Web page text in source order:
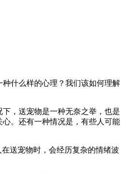
什么样的心理？我们该如何理解
，送宠物是一种无奈之举，也是
。还有一种情况是，有些人可能
送宠物时，会经历复杂的情绪波